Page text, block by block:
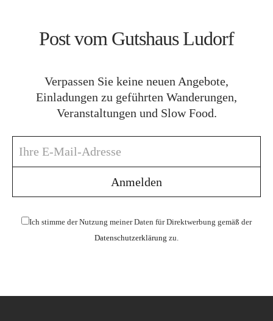
Post vom Gutshaus Ludorf
Verpassen Sie keine neuen Angebote,
Einladungen zu geführten Wanderungen,
Veranstaltungen und Slow Food.
Ich stimme der Nutzung meiner Daten für Direktwerbung gemäß der
Datenschutzerklärung zu.